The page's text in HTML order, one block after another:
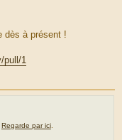
<dfn>
dès à présent !
pull/1
Regarde par ici